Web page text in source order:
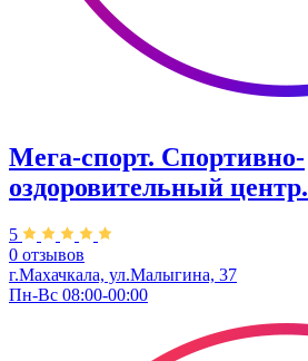
Мега-спорт. Спортивно-
оздоровительный центр.
5
0 отзывов
г.Махачкала, ул.Малыгина, 37
Пн-Вс 08:00-00:00